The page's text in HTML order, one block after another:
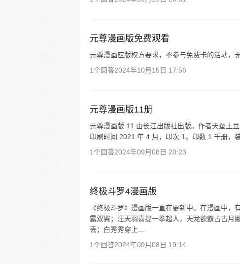
元尊漫画版免费观看
元尊漫画应版权方要求，不参与免费卡的活动，
1个回答2024年10月15日 17:56
元尊漫画版11册
元尊漫画版 11 由长江出版社出版。作者天蚕土
印刷时间 2021 年 4 月，印次 1，印数 1 千册，
1个回答2024年09月08日 20:23
终极斗罗4漫画版
《终极斗罗》漫画版一直在更新中。在漫画中
露双翼；汪天羽喜提一拳超人，天龙欲霸占古月
丢；白秀秀穿上...
1个回答2024年09月08日 19:14